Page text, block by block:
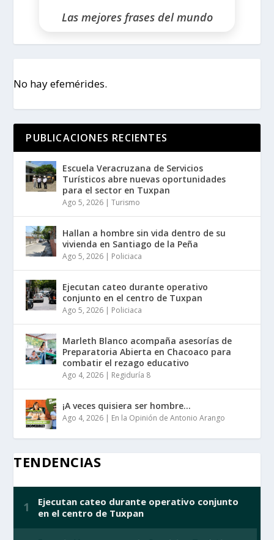
Las mejores frases del mundo
No hay efemérides.
PUBLICACIONES RECIENTES
Escuela Veracruzana de Servicios
Turísticos abre nuevas oportunidades
para el sector en Tuxpan
Ago 5, 2026 |Turismo
Hallan a hombre sin vida dentro de su
vivienda en Santiago de la Peña
Ago 5, 2026 | Policiaca
Ejecutan cateo durante operativo
conjunto en el centro de Tuxpan
Ago 5, 2026 | Policiaca
Marleth Blanco acompaña asesorías de
Preparatoria Abierta en Chacoaco para
combatir el rezago educativo
Ago 4, 2026 | Regiduría 8
¡A veces quisiera ser hombre…
Ago 4, 2026 | En la Opinión de Antonio Arango
TENDENCIAS